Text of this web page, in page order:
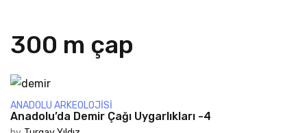
300 m çap
ANADOLU ARKEOLOJISI
Anadolu’da Demir Çağı Uygarlıkları -4